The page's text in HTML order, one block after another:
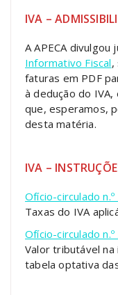
IVA –
A APECA
Informativo Fiscal,
faturas em PDF
à dedução do IVA,
que, esperamos,
desta matéria.
IVA –
Ofício-circulado
​Taxas do IVA
Ofício-circulado
Valor tributável na
tabela optativa